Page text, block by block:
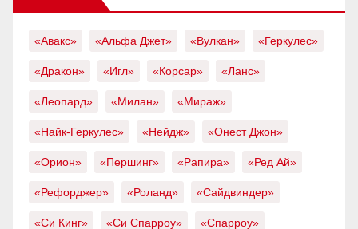
«Авакс» «Альфа Джет» «Вулкан» «Геркулес»
«Дракон» «Игл» «Корсар» «Ланс»
«Леопард» «Милан» «Мираж»
«Найк-Геркулес» «Нейдж» «Онест Джон»
«Орион» «Першинг» «Рапира» «Ред Ай»
«Рефорджер» «Роланд» «Сайдвиндер»
«Си Кинг» «Си Спарроу» «Спарроу»